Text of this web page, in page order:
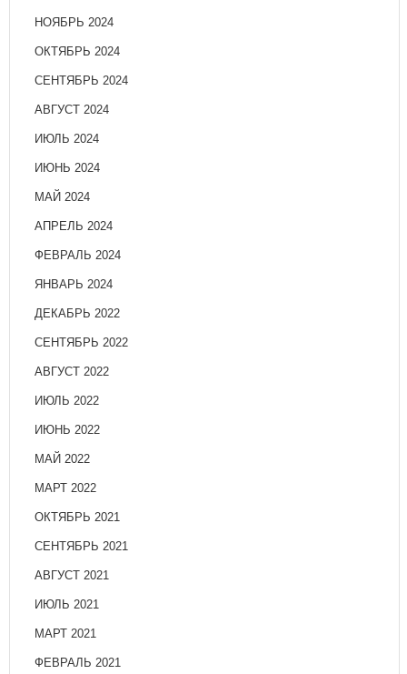
НОЯБРЬ 2024
ОКТЯБРЬ 2024
СЕНТЯБРЬ 2024
АВГУСТ 2024
ИЮЛЬ 2024
ИЮНЬ 2024
МАЙ 2024
АПРЕЛЬ 2024
ФЕВРАЛЬ 2024
ЯНВАРЬ 2024
ДЕКАБРЬ 2022
СЕНТЯБРЬ 2022
АВГУСТ 2022
ИЮЛЬ 2022
ИЮНЬ 2022
МАЙ 2022
МАРТ 2022
ОКТЯБРЬ 2021
СЕНТЯБРЬ 2021
АВГУСТ 2021
ИЮЛЬ 2021
МАРТ 2021
ФЕВРАЛЬ 2021